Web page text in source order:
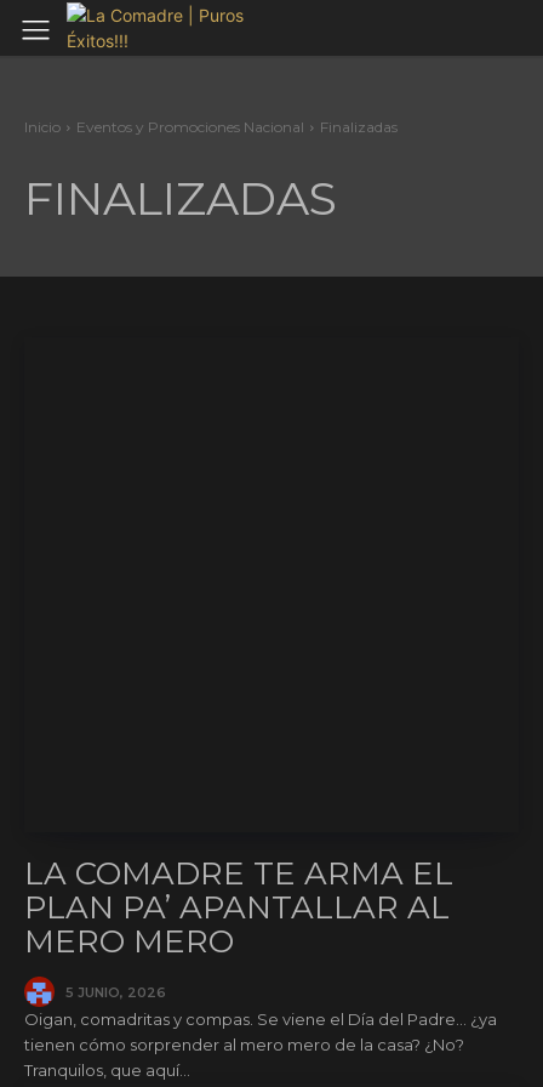
Inicio Eventos y Promociones Nacional Finalizadas
FINALIZADAS
LA COMADRE TE ARMA EL
PLAN PA’ APANTALLAR AL
MERO MERO
5 JUNIO, 2026
Oigan, comadritas y compas. Se viene el Día del Padre… ¿ya
tienen cómo sorprender al mero mero de la casa? ¿No?
Tranquilos, que aquí...